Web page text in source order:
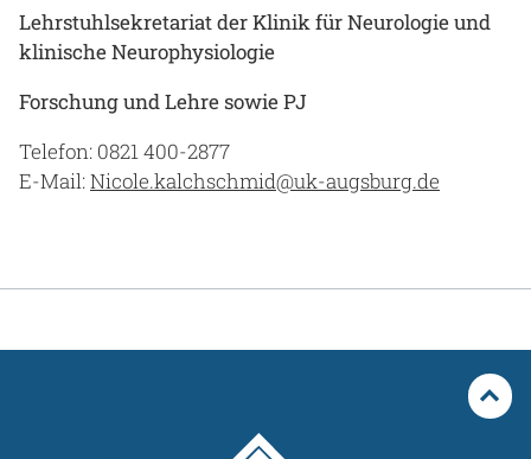
Lehrstuhlsekretariat der Klinik für Neurologie und
klinische Neurophysiologie
Forschung und Lehre sowie PJ
Telefon: 0821 400-2877
E-Mail:Nicole.kalchschmid@uk-augsburg.de